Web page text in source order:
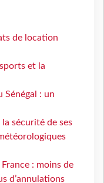
de location
et la
Sénégal : un
sécurité de ses
: moins de
d’annulations